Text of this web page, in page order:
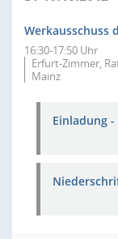
Werkausschuss
16:30-17:50 Uhr
Erfurt-Zimmer,
Mainz
Einladung